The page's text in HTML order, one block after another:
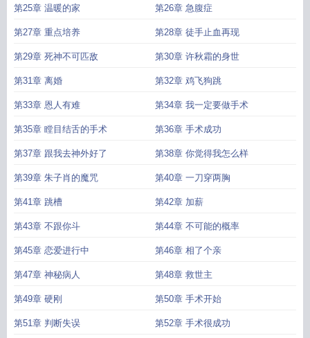
第25章 温暖的家 第26章 急腹症
第27章 重点培养 第28章 徒手止血再现
第29章 死神不可匹敌 第30章 许秋霜的身世
第31章 离婚 第32章 鸡飞狗跳
第33章 恩人有难 第34章 我一定要做手术
第35章 瞠目结舌的手术 第36章 手术成功
第37章 跟我去神外好了 第38章 你觉得我怎么样
第39章 朱子肖的魔咒 第40章 一刀穿两胸
第41章 跳槽 第42章 加薪
第43章 不跟你斗 第44章 不可能的概率
第45章 恋爱进行中 第46章 相了个亲
第47章 神秘病人 第48章 救世主
第49章 硬刚 第50章 手术开始
第51章 判断失误 第52章 手术很成功